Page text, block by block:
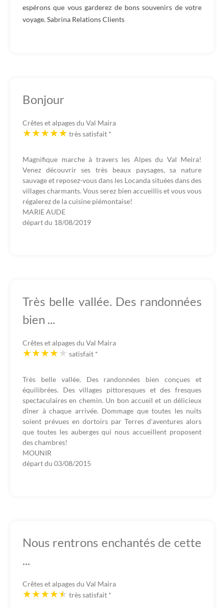
espérons que vous garderez de bons souvenirs de votre
voyage. Sabrina Relations Clients
Bonjour
Crêtes et alpages du Val Maira
très satisfait *
Magnifique marche à travers les Alpes du Val Meira!
Venez découvrir ses très beaux paysages, sa nature
sauvage et reposez-vous dans les Locanda situées dans des
villages charmants. Vous serez bien accueillis et vous vous
régalerez de la cuisine piémontaise!
MARIE AUDE
départ du 18/08/2019
Très belle vallée. Des randonnées
bien ...
Crêtes et alpages du Val Maira
satisfait *
Très belle vallée. Des randonnées bien conçues et
équilibrées. Des villages pittoresques et des fresques
spectaculaires en chemin. Un bon accueil et un délicieux
dîner à chaque arrivée. Dommage que toutes les nuits
soient prévues en dortoirs par Terres d'aventures alors
que toutes les auberges qui nous accueillent proposent
des chambres!
MOUNIR
départ du 03/08/2015
Nous rentrons enchantés de cette
...
Crêtes et alpages du Val Maira
très satisfait *